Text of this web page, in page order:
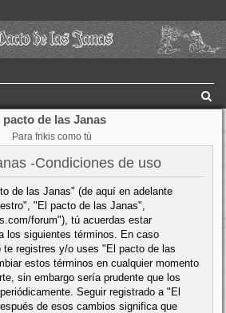
pacto de las Janas
Para frikis como tú
-Condiciones de uso
de las Janas" (de aquí en adelante
"El pacto de las Janas",
forum"), tú acuerdas estar
los siguientes términos. En caso
te registres y/o uses "El pacto de las
estos términos en cualquier momento
sin embargo sería prudente que los
Seguir registrado a "El
de esos cambios significa que